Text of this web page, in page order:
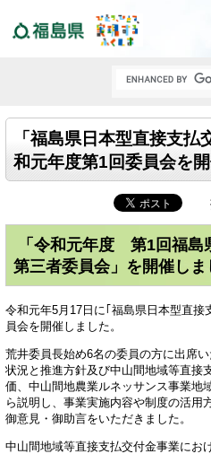
「福島県日本型直接支
和元年度第1回委員会を
「令和元年度 第1回福島
第三者委員会」を開催しま
令和元年5月17日に｢福島県日本型直
員会を開催しました。
荒井委員長始め6名の委員の方に出席
状況と推進方針及び中山間地域等直接
価、中山間地農業ルネッサンス事業地
ら説明し、事業実施内容や制度の活用
御意見・御助言をいただきました。
中山間地域等直接支払交付金事業にお